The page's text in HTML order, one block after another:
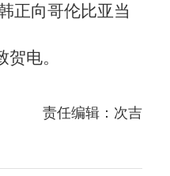
正向哥伦比亚当
电。
责任编辑：次吉